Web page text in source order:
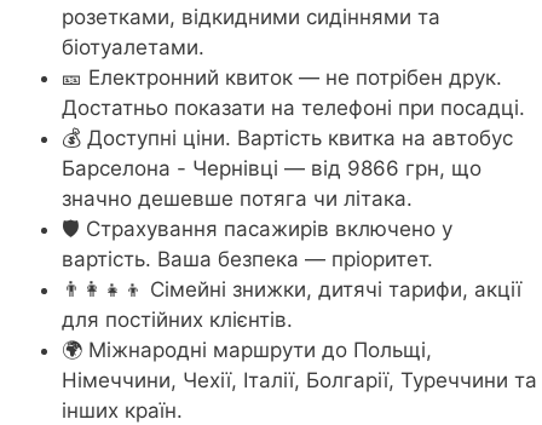
розетками, відкидними сидіннями та
біотуалетами.
🎫 Електронний квиток — не потрібен друк.
Достатньо показати на телефоні при посадці.
💰 Доступні ціни. Вартість квитка на автобус
Барселона - Чернівці — від 9866 грн, що
значно дешевше потяга чи літака.
🛡️ Страхування пасажирів включено у
вартість. Ваша безпека — пріоритет.
👨‍👩‍👧‍👦 Сімейні знижки, дитячі тарифи, акції
для постійних клієнтів.
🌍 Міжнародні маршрути до Польщі,
Німеччини, Чехії, Італії, Болгарії, Туреччини та
інших країн.